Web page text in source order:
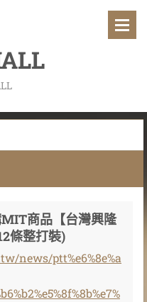
商品【台灣興隆
條整打裝)
news/ptt%e6%8e%a